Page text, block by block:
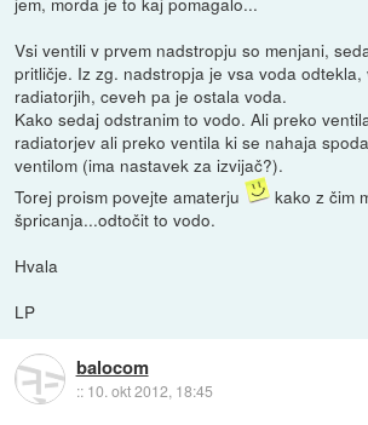
Vsi ventili v prvem nadstropju so menjani,
pritličje. Iz zg. nadstropja je vsa voda odtekla,
radiatorjih, ceveh pa je ostala voda.
Kako sedaj odstranim to vodo. Ali preko
radiatorjev ali preko ventila ki se nahaja
ventilom (ima nastavek za izvijač?).
Torej proism povejte amaterju
kako z čim
špricanja...odtočit to vodo.
Hvala
LP
balocom
:: 10. okt 2012, 18:45